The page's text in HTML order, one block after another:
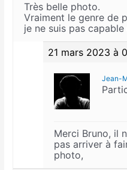
Très belle photo.
Vraiment le genre de
je ne suis pas
21 mars 2023 à
Jean-
Merci Bruno, il
pas arriver à
photo,